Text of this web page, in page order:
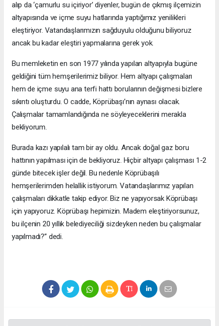
alıp da ‘çamurlu su içiriyor’ diyenler, bugün de çıkmış ilçemizin
altyapısında ve içme suyu hatlarında yaptığımız yenilikleri
eleştiriyor. Vatandaşlarımızın sağduyulu olduğunu biliyoruz
ancak bu kadar eleştiri yapmalarına gerek yok.
Bu memleketin en son 1977 yılında yapılan altyapıyla bugüne
geldiğini tüm hemşerilerimiz biliyor. Hem altyapı çalışmaları
hem de içme suyu ana terfi hattı borularının değişmesi bizlere
sıkıntı oluşturdu. O cadde, Köprübaşı’nın aynası olacak.
Çalışmalar tamamlandığında ne söyleyeceklerini merakla
bekliyorum.
Burada kazı yapılalı tam bir ay oldu. Ancak doğal gaz boru
hattının yapılması için de bekliyoruz. Hiçbir altyapı çalışması 1-2
günde bitecek işler değil. Bu nedenle Köprübaşılı
hemşerilerimden helallik istiyorum. Vatandaşlarımız yapılan
çalışmaları dikkatle takip ediyor. Biz ne yapıyorsak Köprübaşı
için yapıyoruz. Köprübaşı hepimizin. Madem eleştiriyorsunuz,
bu ilçenin 20 yıllık belediyeciliği sizdeyken neden bu çalışmalar
yapılmadı?” dedi.